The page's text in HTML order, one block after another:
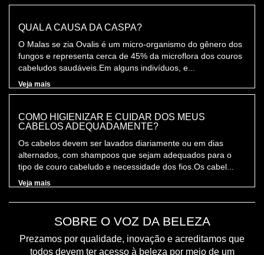
QUAL A CAUSA DA CASPA?
O Malas se zia Ovalis é um micro-organismo do gênero dos
fungos e representa cerca de 45% da microflora dos couros
cabeludos saudáveis.Em alguns indivíduos, e...
Veja mais
COMO HIGIENIZAR E CUIDAR DOS MEUS
CABELOS ADEQUADAMENTE?
Os cabelos devem ser lavados diariamente ou em dias
alternados, com shampoos que sejam adequados para o
tipo de couro cabeludo e necessidade dos fios.Os cabel...
Veja mais
SOBRE O VOZ DA BELEZA
Prezamos por qualidade, inovação e acreditamos que
todos devem ter acesso à beleza por meio de um